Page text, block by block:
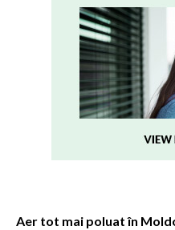
Aer tot mai poluat în